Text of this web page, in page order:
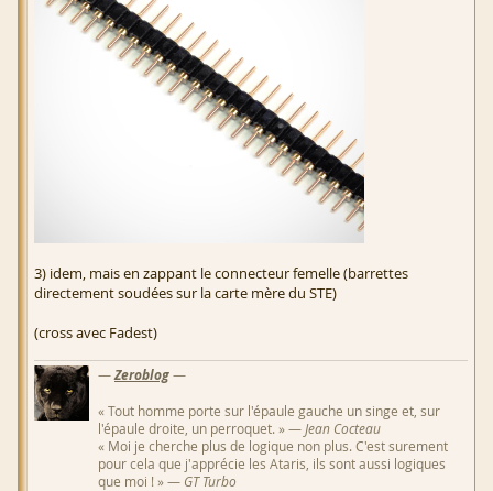
3) idem, mais en zappant le connecteur femelle (barrettes
directement soudées sur la carte mère du STE)
(cross avec Fadest)
—Zeroblog—
« Tout homme porte sur l'épaule gauche un singe et, sur
l'épaule droite, un perroquet. » — Jean Cocteau
« Moi je cherche plus de logique non plus. C'est surement
pour cela que j'apprécie les Ataris, ils sont aussi logiques
que moi ! » — GT Turbo